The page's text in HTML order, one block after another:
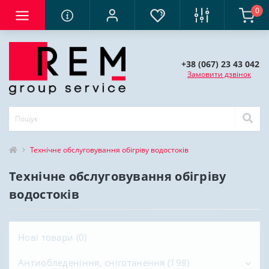
0
+38 (067) 23 43 042
Замовити дзвінок
Технічне обслуговування обігріву водостоків
Технічне обслуговування обігріву
водостоків
Нові товари (0)
Антиобледеніння, сніготанення (198)